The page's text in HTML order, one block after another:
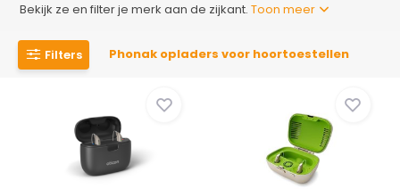
Bekijk ze en filter je merk aan de zijkant.Toon meer
Filters Phonak opladers voor hoortoestellen